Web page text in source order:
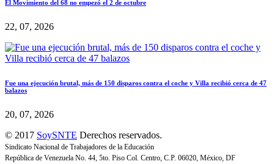
El Movimiento del 68 no empezó el 2 de octubre
22, 07, 2026
Fue una ejecución brutal, más de 150 disparos contra el coche y Villa recibió cerca de 47
balazos
20, 07, 2026
© 2017 SoySNTE Derechos reservados.
Sindicato Nacional de Trabajadores de la Educación
República de Venezuela No. 44, 5to. Piso Col. Centro, C.P. 06020, México, DF